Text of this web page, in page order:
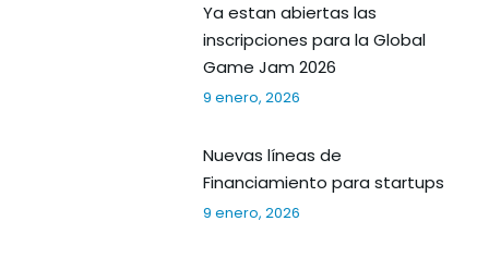
Ya estan abiertas las
inscripciones para la Global
Game Jam 2026
9 enero, 2026
Nuevas líneas de
Financiamiento para startups
9 enero, 2026